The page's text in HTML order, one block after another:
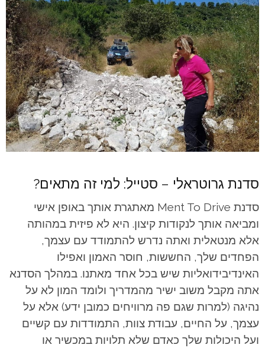
סדנת גרוטראלי – סטייל: למי זה מתאים?
סדנת Ment To Drive מאתגרת אותך באופן אישי
ומביאה אותך לנקודות קיצון. היא לא פיזית במהותה
אלא מנטאלית ואתה נדרש להתמודד עם עצמך,
הפחדים שלך, החששות, חוסר האמון ואפילו
האינדיבידואליות שיש בכל אחד מאתנו. במהלך הסדנא
אתה מקבל משוב ישיר מהמדריך ולומד המון לא על
נהיגה (למרות שגם פה מרוויחים כמובן ידע) אלא על
עצמך, על החיים, עבודת צוות, התמודדות עם קשיים
ועל היכולות שלך כאדם שלא תלויות במכשיר או